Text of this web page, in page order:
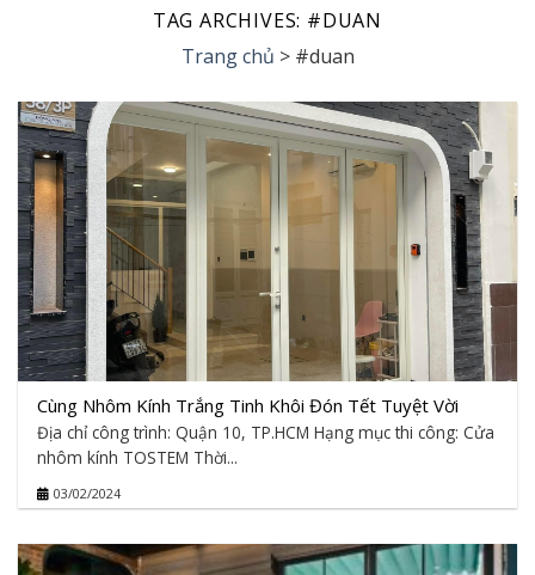
TAG ARCHIVES: #DUAN
Trang chủ > #duan
Cùng Nhôm Kính Trắng Tinh Khôi Đón Tết Tuyệt Vời
Địa chỉ công trình: Quận 10, TP.HCM Hạng mục thi công: Cửa
nhôm kính TOSTEM Thời...
03/02/2024